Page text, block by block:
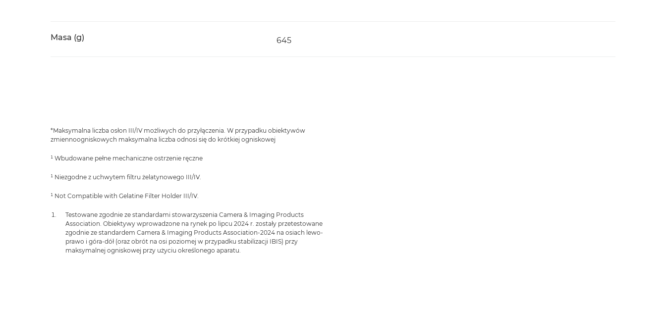
Masa (g) 645
*Maksymalna liczba osłon III/IV możliwych do przyłączenia. W przypadku obiektywów
zmiennoogniskowych maksymalna liczba odnosi się do krótkiej ogniskowej
¹ Wbudowane pełne mechaniczne ostrzenie ręczne
¹ Niezgodne z uchwytem filtru żelatynowego III/IV.
¹ Not Compatible with Gelatine Filter Holder III/IV.
Testowane zgodnie ze standardami stowarzyszenia Camera & Imaging Products
Association. Obiektywy wprowadzone na rynek po lipcu 2024 r. zostały przetestowane
zgodnie ze standardem Camera & Imaging Products Association-2024 na osiach lewo-
prawo i góra-dół (oraz obrót na osi poziomej w przypadku stabilizacji IBIS) przy
maksymalnej ogniskowej przy użyciu określonego aparatu.